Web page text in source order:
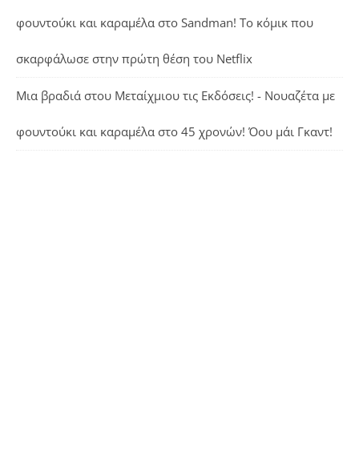
φουντούκι και καραμέλα στο Sandman! Το κόμικ που
σκαρφάλωσε στην πρώτη θέση του Netflix
Μια βραδιά στου Μεταίχμιου τις Εκδόσεις! - Νουαζέτα με
φουντούκι και καραμέλα στο 45 χρονών! Όου μάι Γκαντ!